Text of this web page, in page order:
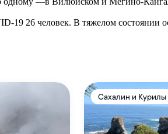
19 26 человек. В тяжелом состоянии